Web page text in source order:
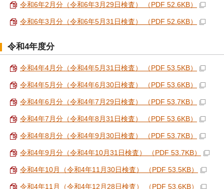
令和6年2月分（令和6年3月29日検査） （PDF 52.6KB）
令和6年3月分（令和6年5月31日検査） （PDF 52.6KB）
令和4年度分
令和4年4月分（令和4年5月31日検査） （PDF 53.5KB）
令和4年5月分（令和4年6月30日検査） （PDF 53.6KB）
令和4年6月分（令和4年7月29日検査） （PDF 53.7KB）
令和4年7月分（令和4年8月31日検査） （PDF 53.6KB）
令和4年8月分（令和4年9月30日検査） （PDF 53.7KB）
令和4年9月分（令和4年10月31日検査） （PDF 53.7KB）
令和4年10月（令和4年11月30日検査） （PDF 53.5KB）
令和4年11月（令和4年12月28日検査） （PDF 53.6KB）